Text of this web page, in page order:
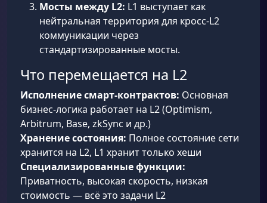
Мосты между L2: L1 выступает как
нейтральная территория для кросс-L2
коммуникации через
стандартизированные мосты.
Что перемещается на L2
Исполнение смарт-контрактов: Основная
бизнес-логика работает на L2 (Optimism,
Arbitrum, Base, zkSync и др.)
Хранение состояния: Полное состояние сети
хранится на L2, L1 хранит только хеши
Специализированные функции:
Приватность, высокая скорость, низкая
стоимость — всё это задачи L2